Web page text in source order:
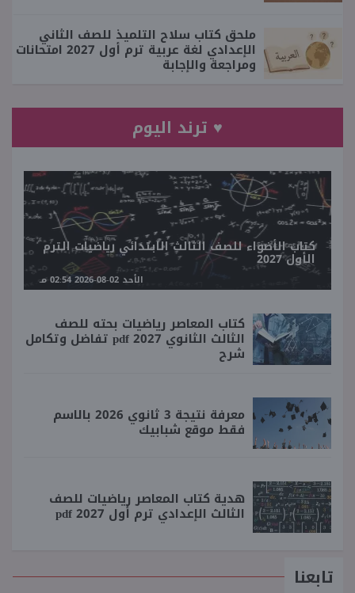
ملحق كتاب سلاح التلميذ للصف الثاني
الإعدادي لغة عربية ترم أول 2027 امتحانات
ومراجعة والإجابة
♥ ترند اليوم
كتاب الأضواء للصف الثالث الابتدائي رياضيات الترم
الأول 2027
الأحد 02-08-2026 02:54 مـ
كتاب المعاصر رياضيات بحته للصف
الثالث الثانوي 2027 pdf تفاضل وتكامل
شرح
معرفة نتيجة 3 ثانوي 2026 بالاسم
فقط موقع شبابيك
هدية كتاب المعاصر رياضيات للصف
الثالث الإعدادي ترم أول 2027 pdf
تابعنا